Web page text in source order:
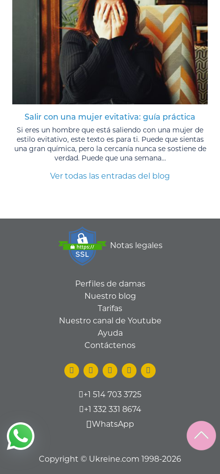
Salir con una mujer evitativa: guía práctica
Si eres un hombre que está saliendo con una mujer de
estilo evitativo, este texto es para ti. Puede que sientas
una gran química, pero la cercanía nunca se sostiene de
verdad. Puede que una semana...
Ver todas las entradas del blog
Notas legales
Perfiles de damas
Nuestro blog
Tarifas
Nuestro canal de Youtube
Ayuda
Contáctenos
+1 514 703 3725
+1 332 331 8674
WhatsApp
Copyright © Ukreine.com 1998-2026